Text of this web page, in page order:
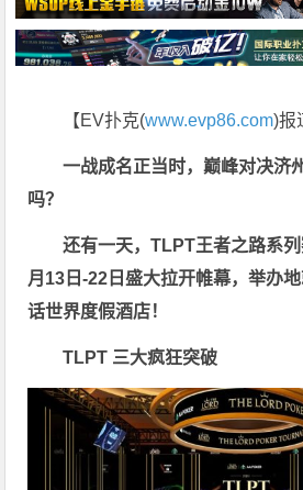
【EV扑克(www.evp86.com)报
一战成名正当时，巅峰对决济
吗？
还有一天，TLPT王者之路系
月13日-22日盛大拉开帷幕，举办
话世界度假酒店！
TLPT 三大疯狂突破